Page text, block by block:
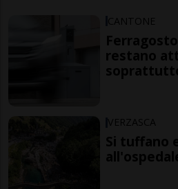
CANTONE
restano
VERZASCA
Si tuffano